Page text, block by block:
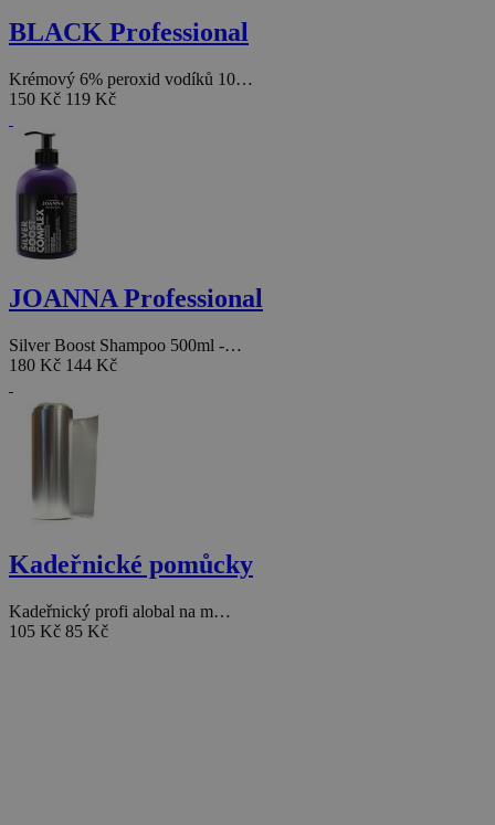
BLACK Professional
Krémový 6% peroxid vodíků 10…
150 Kč 119 Kč
JOANNA Professional
Silver Boost Shampoo 500ml -…
180 Kč 144 Kč
Kadeřnické pomůcky
Kadeřnický profi alobal na m…
105 Kč 85 Kč